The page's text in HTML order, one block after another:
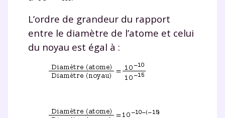
L’ordre de grandeur du rapport
entre le diamètre de l’atome et celui
du noyau est égal à :